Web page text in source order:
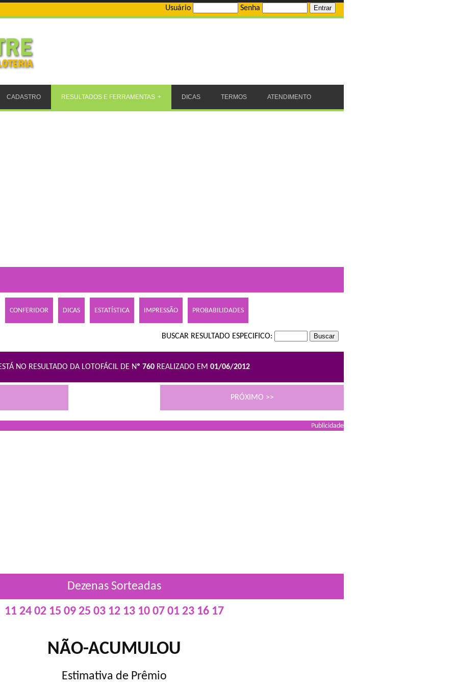
Usuário Senha
CADASTRO RESULTADOS E FERRAMENTAS DICAS TERMOS ATENDIMENTO
CONFERIDOR DICAS ESTATÍSTICA IMPRESSÃO PROBABILIDADES
BUSCAR RESULTADO ESPECIFICO:
NO RESULTADO DA LOTOFÁCIL DE Nº 760 REALIZADO EM 01/06/2012
PRÓXIMO >>
Publicidade
Dezenas Sorteadas
11 24 02 15 09 25 03 12 13 10 07 01 23 16 17
NÃO-ACUMULOU
Estimativa de Prêmio